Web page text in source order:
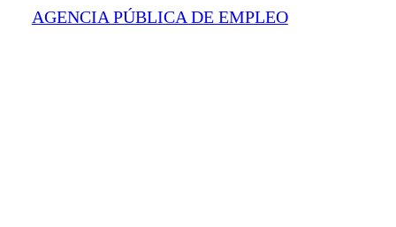
AGENCIA PÚBLICA DE EMPLEO